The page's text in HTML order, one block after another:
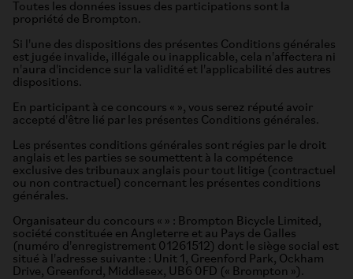
Toutes les données issues des participations sont la
propriété de Brompton.
Si l'une des dispositions des présentes Conditions générales
est jugée invalide, illégale ou inapplicable, cela n'affectera ni
n'aura d'incidence sur la validité et l'applicabilité des autres
dispositions.
En participant à ce concours « », vous serez réputé avoir
accepté d'être lié par les présentes Conditions générales.
Les présentes conditions générales sont régies par le droit
anglais et les parties se soumettent à la compétence
exclusive des tribunaux anglais pour tout litige (contractuel
ou non contractuel) concernant les présentes conditions
générales.
Organisateur du concours « » : Brompton Bicycle Limited,
société constituée en Angleterre et au Pays de Galles
(numéro d'enregistrement 01261512) dont le siège social est
situé à l'adresse suivante : Unit 1, Greenford Park, Ockham
Drive, Greenford, Middlesex, UB6 0FD (« Brompton »).